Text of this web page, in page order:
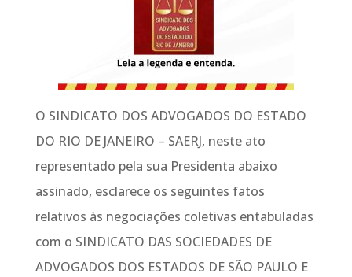
O SINDICATO DOS ADVOGADOS DO ESTADO
DO RIO DE JANEIRO – SAERJ, neste ato
representado pela sua Presidenta abaixo
assinado, esclarece os seguintes fatos
relativos às negociações coletivas entabuladas
com o SINDICATO DAS SOCIEDADES DE
ADVOGADOS DOS ESTADOS DE SÃO PAULO E